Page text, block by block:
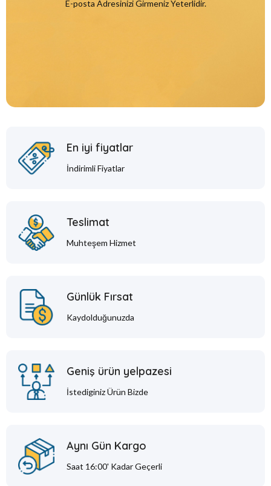
E-posta Adresinizi Girmeniz Yeterlidir.
En iyi fiyatlar
İndirimli Fiyatlar
Teslimat
Muhteşem Hizmet
Günlük Fırsat
Kaydolduğunuzda
Geniş ürün yelpazesi
İstediginiz Ürün Bizde
Aynı Gün Kargo
Saat 16:00' Kadar Geçerli